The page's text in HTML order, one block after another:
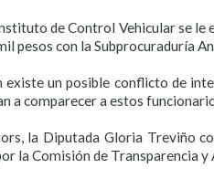
de Control Vehicular se
pesos con la Subprocuraduría
existe un posible conflicto de
a comparecer a estos
la Diputada Gloria Treviño
la Comisión de Transparencia